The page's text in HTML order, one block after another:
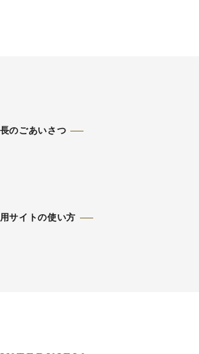
のごあいさつ
サイトの使い方